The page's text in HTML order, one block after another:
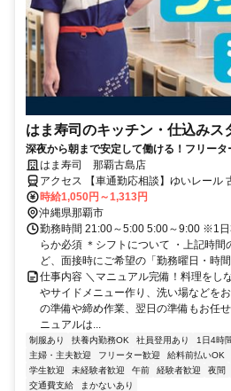
はま寿司のキッチン・仕込みス
深夜から朝まで安定して働ける！フリー
境です◎
はま寿司 那覇古島店
アクセス 【車通勤応相談】ゆいレール
時給1,050円～1,313円
沖縄県那覇市
勤務時間 21:00～5:00 5:00～9:00 ※1
らか必須 ＊シフトについて ・上記時
ど、面接時にご希望の「勤務曜日・時
仕事内容 ＼マニュアル完備！料理をし
やサイドメニュー作り、洗い場などを
の準備や締め作業、翌日の準備もお任
ニュアルは...
制服あり 扶養内勤務OK 社員登用あり 1日4時
主婦・主夫歓迎
フリーター歓迎 給料前払いOK
学生歓迎
未経験者歓迎 午前 経験者歓迎 夜間
交通費支給
まかないあり